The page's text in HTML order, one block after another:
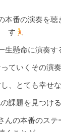
本番の演奏を聴
す
生懸命に演奏す
ていくその演
、とても幸せな
課題を見つける
んの本番のス